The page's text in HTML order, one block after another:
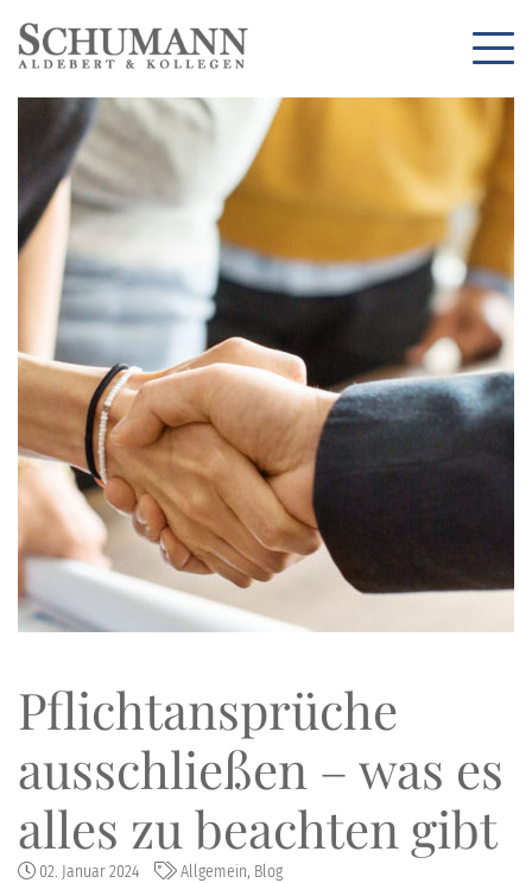
Pflichtansprüche
ausschließen – was es
alles zu beachten gibt
02. Januar 2024 Allgemein, Blog